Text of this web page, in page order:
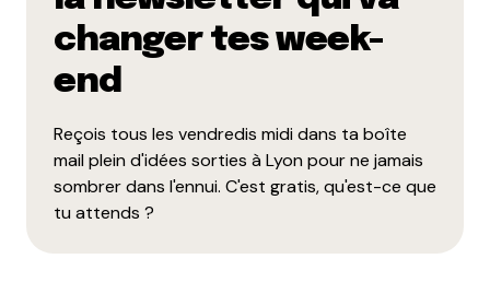
changer tes week-
end
Reçois tous les vendredis midi dans ta boîte
mail plein d'idées sorties à Lyon pour ne jamais
sombrer dans l'ennui. C'est gratis, qu'est-ce que
tu attends ?